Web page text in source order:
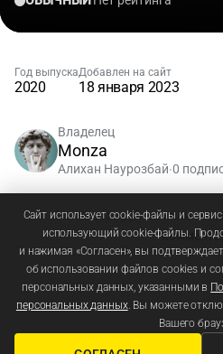
Год выпуска
2020
Добавлен на сайт
18 января 2023
Владелец
Monza
Алихан Наурозбай•0
Зарегистрируйтесьили
Сайт использует cookie-файлы и
использующий cookie-файлы.
и нажимая «Согласен», вы
об использовании файлов cookies и
персональных данных, указанными в
персональных данных. Вы можете
Вашего